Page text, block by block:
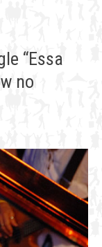
“Essa
no